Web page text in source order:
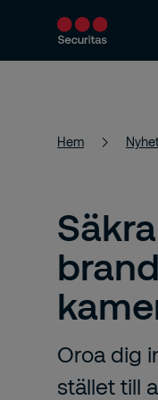
Produkter och
Hem
Oroa dig
stället till